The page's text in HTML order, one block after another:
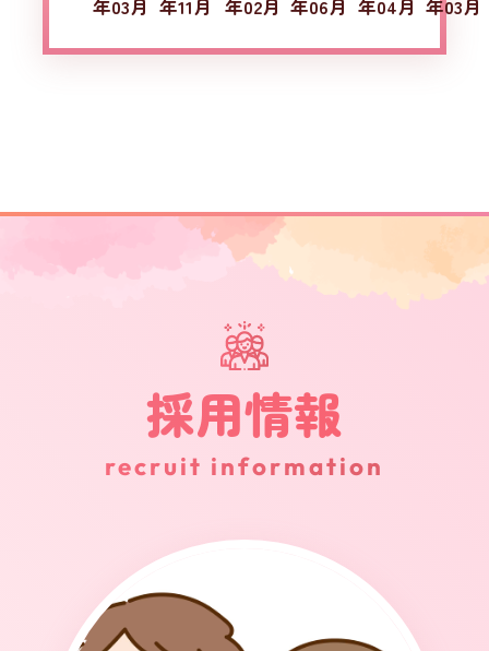
年03月 年11月 年02月 年06月 年04月 年03月
採用情報
recruit information